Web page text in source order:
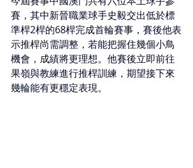
賽，其中新晉職業球手史毅交出低於標
準桿2桿的68桿完成首輪賽事，賽後他表
示推桿尚需調整，若能把握住幾個小鳥
機會，成績將更理想。他賽後立即前往
果嶺與教練進行推桿訓練，期望接下來
幾輪能有更穩定表現。